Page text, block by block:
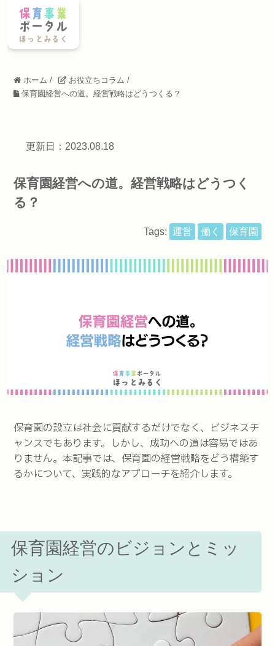
ホーム / お役立ちコラム /
保育園経営への道。経営戦略はどうつくる？
更新日：2023.08.18
保育園経営への道。経営戦略はどうつく
る？
Tags: 運営 働く 保育園
保育園の設立は社会に貢献するだけでなく、ビジネスチ
ャンスでもあります。しかし、成功への道は容易ではあ
りません。本記事では、保育園の経営戦略をどう構築す
るかについて、実践的なアプローチを紹介します。
保育園経営のビジョンとミッ
ション